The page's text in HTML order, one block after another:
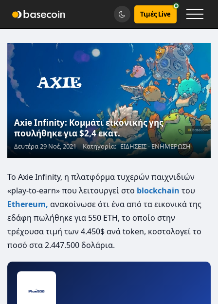
Τιμές Live
Axie Infinity: Κομμάτι εικονικής γης
πουλήθηκε για $2,4 εκατ.
Δευτέρα 29 Νοέ, 2021 Κατηγορία: ΕΙΔΗΣΕΙΣ - ΕΝΗΜΕΡΩΣΗ
Το Axie Infinity, η πλατφόρμα τυχερών παιχνιδιών
«play-to-earn» που λειτουργεί στο blockchain του
Ethereum, ανακοίνωσε ότι ένα από τα εικονικά της
εδάφη πωλήθηκε για 550 ETH, το οποίο στην
τρέχουσα τιμή των 4.450$ ανά token, κοστολογεί το
ποσό στα 2.447.500 δολάρια.